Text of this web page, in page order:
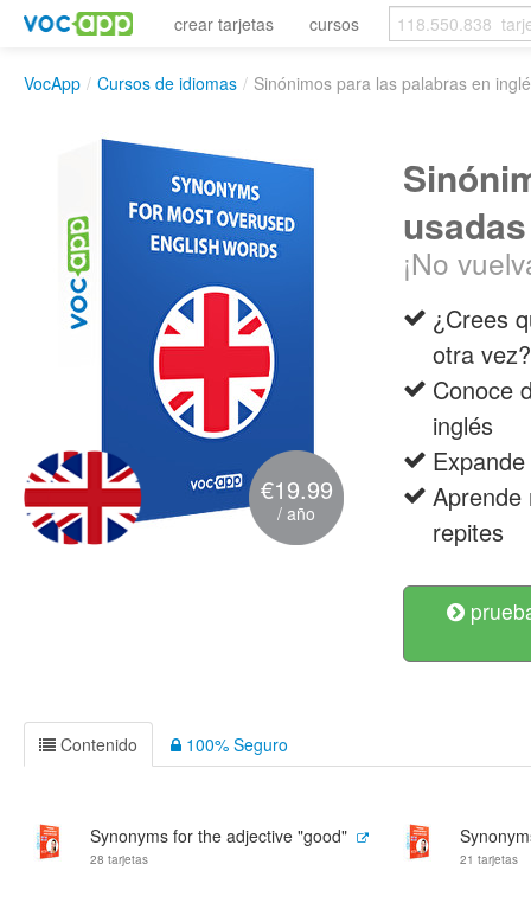
crear tarjetas cursos
VocApp / Cursos de idiomas / Sinónimos para las palabras en
€19.99
/ año
usadas
¡No
¿Crees
otra vez?
Conoce
inglés
Aprende
repites
Contenido 100% Seguro
Synonyms for the adjective "good"
28 tarjetas 21 tarjetas